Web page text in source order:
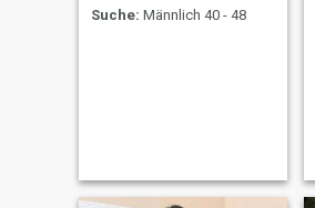
Suche: Männlich 40 - 48